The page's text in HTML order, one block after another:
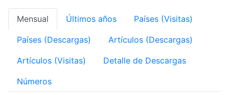
Mensual Últimos años Países (Visitas)
Países (Descargas) Artículos (Descargas)
Artículos (Visitas) Detalle de Descargas
Números